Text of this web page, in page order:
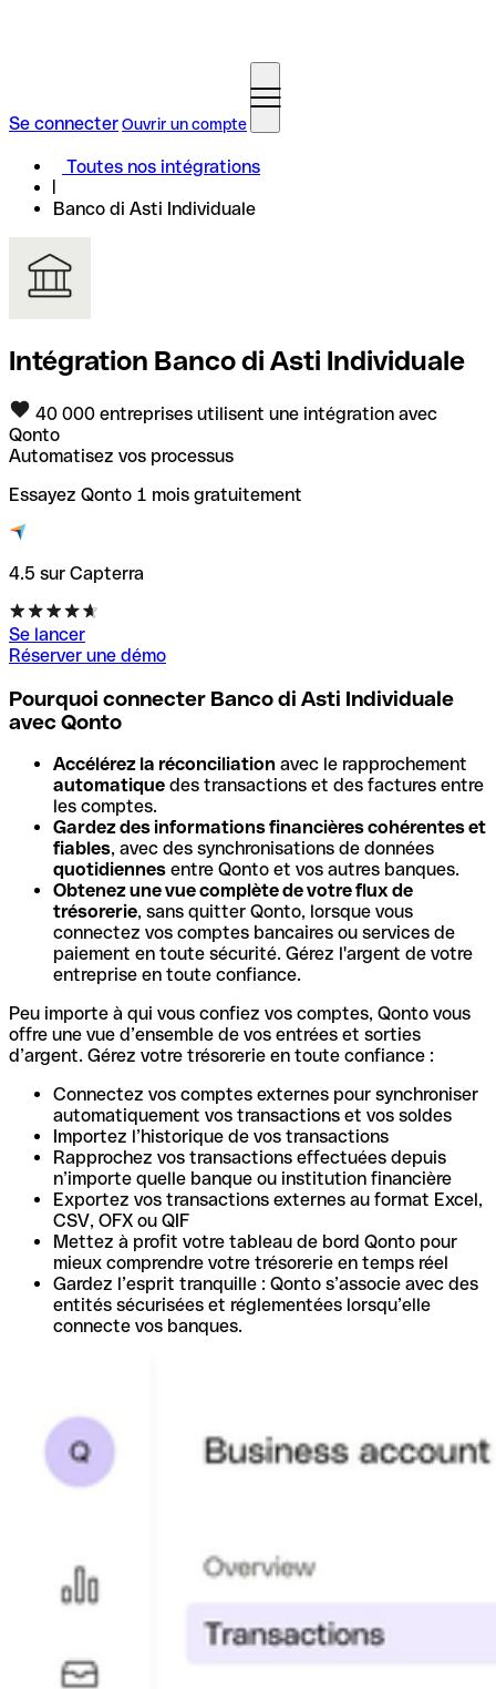
Se connecterOuvrir un compte
Toutes nos intégrations
Banco di Asti Individuale
Intégration Banco di Asti Individuale
40 000 entreprises utilisent une intégration avec
Qonto
Automatisez vos processus
Essayez Qonto 1 mois gratuitement
4.5 sur Capterra
Se lancer
Réserver une démo
Pourquoi connecter Banco di Asti Individuale
avec Qonto
Accélérez la réconciliation avec le rapprochement
automatique des transactions et des factures entre
les comptes.
Gardez des informations financières cohérentes et
fiables, avec des synchronisations de données
quotidiennes entre Qonto et vos autres banques.
Obtenez une vue complète de votre flux de
trésorerie, sans quitter Qonto, lorsque vous
connectez vos comptes bancaires ou services de
paiement en toute sécurité. Gérez l'argent de votre
entreprise en toute confiance.
Peu importe à qui vous confiez vos comptes, Qonto vous
offre une vue d’ensemble de vos entrées et sorties
d’argent. Gérez votre trésorerie en toute confiance :
Connectez vos comptes externes pour synchroniser
automatiquement vos transactions et vos soldes
Importez l’historique de vos transactions
Rapprochez vos transactions effectuées depuis
n’importe quelle banque ou institution financière
Exportez vos transactions externes au format Excel,
CSV, OFX ou QIF
Mettez à profit votre tableau de bord Qonto pour
mieux comprendre votre trésorerie en temps réel
Gardez l’esprit tranquille : Qonto s’associe avec des
entités sécurisées et réglementées lorsqu’elle
connecte vos banques.